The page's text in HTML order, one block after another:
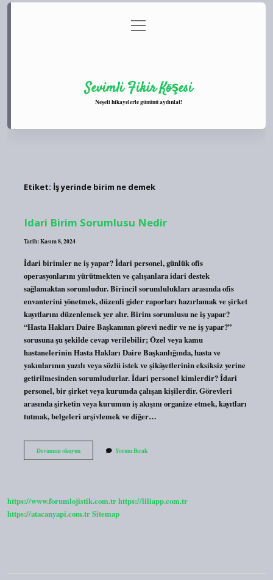
Gizlilik Politikası
menüyü
aç
Sevimli Fikir Köşesi
Neşeli hikayelerle gününü aydınlat!
Etiket: İş yerinde birim ne demek
Idari Birim Sorumlusu Nedir
Tarih: Kasım 8, 2024
İdari birimler ne iş yapar? İdari personel, günlük ofis
operasyonlarını yürütmekten ve çalışanlara idari destek
sağlamaktan sorumludur. Birincil sorumlulukları arasında ofis
envanterini yönetmek, düzenli gider raporları hazırlamak ve şirket
kayıtlarını düzenlemek yer alır. Birim sorumlusu ne iş yapar?
“Hasta Hakları Daire Başkanının görevi nedir ve ne iş yapar?”
sorusuna şu şekilde cevap verilebilir; Özel veya kamu
hastanelerinin Hasta Hakları Daire Başkanlığında, hasta ve
yakınlarının yazılı veya sözlü istek ve şikâyetlerinin eksiksiz yerine
getirilmesinden sorumludurlar. İdari personel kimlerdir? İdari
personel, bir şirket veya kurumda çalışan kişilerdir. Görevleri
arasında şirketin veya kurumun iş akışını organize etmek, kayıtları
tutmak, belgeleri arşivlemek ve diğer…
Devamını okuyunIdari
Birim
Yorum Bırak
https://www.forumlojistik.com.trhttps://liliapp.com.tr
https://atacanyapi.com.trSitemap